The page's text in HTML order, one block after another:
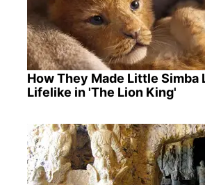
How They Made Little Simba
Lifelike in 'The Lion King'